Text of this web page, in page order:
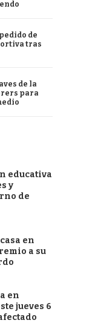
de
tras
de la
para
educativa
y
de
en
a su
en
jueves 6